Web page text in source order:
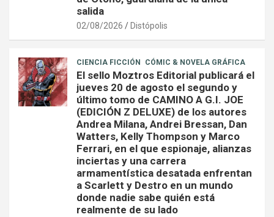
salida
02/08/2026 Distópolis
CIENCIA FICCIÓN CÓMIC & NOVELA GRÁFICA
El sello Moztros Editorial publicará el
jueves 20 de agosto el segundo y
último tomo de CAMINO A G.I. JOE
(EDICIÓN Z DELUXE) de los autores
Andrea Milana, Andrei Bressan, Dan
Watters, Kelly Thompson y Marco
Ferrari, en el que espionaje, alianzas
inciertas y una carrera
armamentística desatada enfrentan
a Scarlett y Destro en un mundo
donde nadie sabe quién está
realmente de su lado